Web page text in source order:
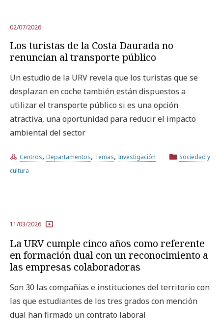
02/07/2026
Los turistas de la Costa Daurada no
renuncian al transporte público
Un estudio de la URV revela que los turistas que se
desplazan en coche también están dispuestos a
utilizar el transporte público si es una opción
atractiva, una oportunidad para reducir el impacto
ambiental del sector
Centros, Departamentos, Temas, Investigación
Sociedad y
cultura
11/03/2026
La URV cumple cinco años como referente
en formación dual con un reconocimiento a
las empresas colaboradoras
Son 30 las compañías e instituciones del territorio con
las que estudiantes de los tres grados con mención
dual han firmado un contrato laboral